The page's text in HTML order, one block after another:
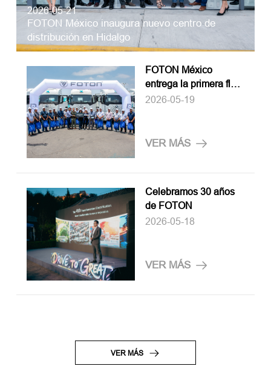
2026-05-21
FOTON México inaugura nuevo centro de
distribución en Hidalgo
FOTON México
entrega la primera flota
Galaxy del país a TUM
2026-05-19
VER MÁS
Celebramos 30 años
de FOTON
2026-05-18
VER MÁS
VER MÁS